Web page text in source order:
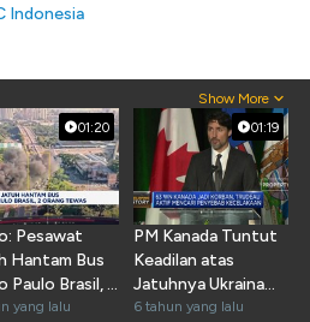
Indonesia
Show More
01:20
Pesawat
Hantam Bus
Paulo Brasil, 2
Tewas
yang lalu
01:19
PM Kanada Tuntut
Keadilan atas
Jatuhnya Ukraina
Airlines
6 tahun yang lalu